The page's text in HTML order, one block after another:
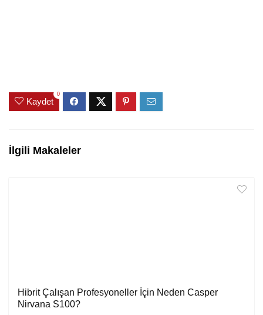
Kaydet
0
İlgili Makaleler
Hibrit Çalışan Profesyoneller İçin Neden Casper
Nirvana S100?